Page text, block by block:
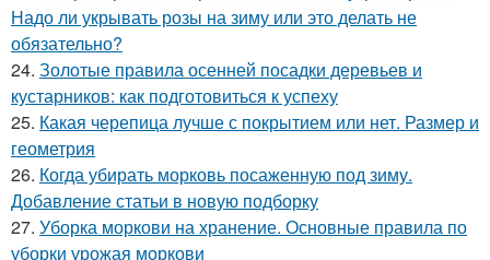
Надо ли укрывать розы на зиму или это делать не
обязательно?
24. Золотые правила осенней посадки деревьев и
кустарников: как подготовиться к успеху
25. Какая черепица лучше с покрытием или нет. Размер и
геометрия
26. Когда убирать морковь посаженную под зиму.
Добавление статьи в новую подборку
27. Уборка моркови на хранение. Основные правила по
уборки урожая моркови